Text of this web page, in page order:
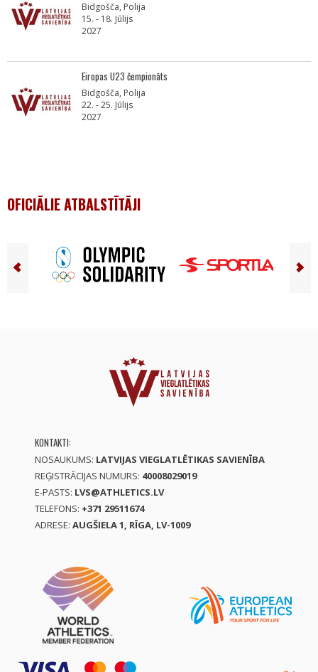
Bidgošča, Polija
15. - 18. Jūlijs
2027
Eiropas U23 čempionāts
Bidgošča, Polija
22. - 25. Jūlijs
2027
OFICIĀLIE ATBALSTĪTĀJI
KONTAKTI:
NOSAUKUMS: LATVIJAS VIEGLATLĒTIKAS SAVIENĪBA
REĢISTRĀCIJAS NUMURS: 40008029019
E-PASTS: LVS@ATHLETICS.LV
TELEFONS: +371 29511674
ADRESE: AUGŠIELA 1, RĪGA, LV-1009